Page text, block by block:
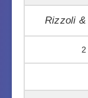
Rizzoli &